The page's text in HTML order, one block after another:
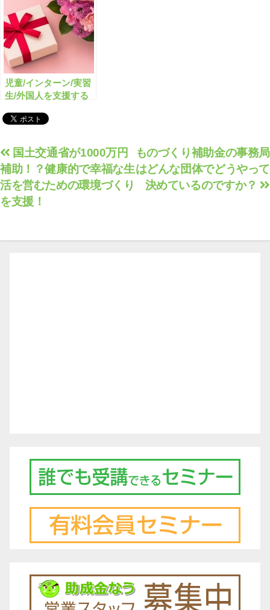
児童/インターン/実習
生/外国人を支援する
め
投
稿
ナ
ビ
ものづくり補助金の事務局
はどんな団体でどうやって
決めているのですか？
国土交通省が1000万円
補助！？健康的で幸福な生
活を営むための環境づくり
を支援！